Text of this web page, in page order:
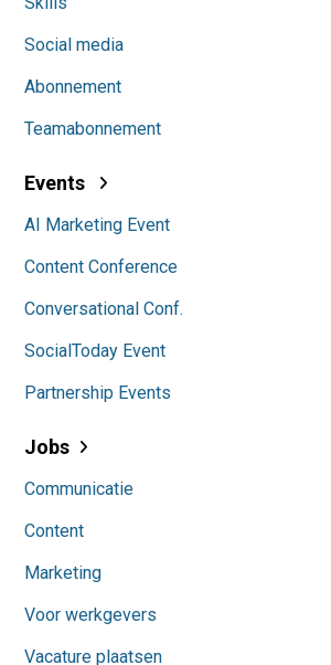
Social media
Abonnement
Teamabonnement
Events
AI Marketing Event
Content Conference
Conversational Conf.
SocialToday Event
Partnership Events
Jobs
Communicatie
Content
Marketing
Voor werkgevers
Vacature plaatsen